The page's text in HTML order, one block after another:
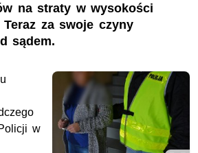
na straty w wysokości
Teraz za swoje czyny
sądem.
w